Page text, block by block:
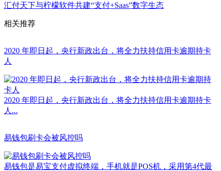
汇付天下与柠檬软件共建“支付+Saas”数字生态
相关推荐
2020 年即日起，央行新政出台，将全力扶持信用卡逾期持卡
人
2020 年即日起，央行新政出台，将全力扶持信用卡逾期持卡
人...
易钱包刷卡会被风控吗
易钱包是易宝支付虚拟终端，手机就是POS机，采用第4代最